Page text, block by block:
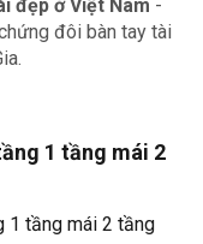
đẹp ở Việt Nam -
đôi bàn tay tài
1 tầng mái 2